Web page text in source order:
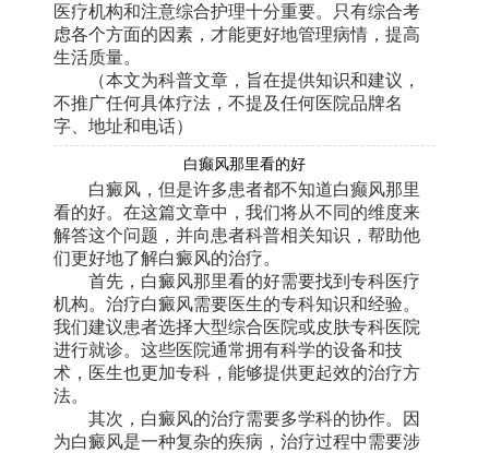
医疗机构和注意综合护理十分重要。只有综合考
虑各个方面的因素，才能更好地管理病情，提高
生活质量。
（本文为科普文章，旨在提供知识和建议，
不推广任何具体疗法，不提及任何医院品牌名
字、地址和电话）
白癫风那里看的好
白癜风，但是许多患者都不知道白癫风那里
看的好。在这篇文章中，我们将从不同的维度来
解答这个问题，并向患者科普相关知识，帮助他
们更好地了解白癜风的治疗。
首先，白癜风那里看的好需要找到专科医疗
机构。治疗白癜风需要医生的专科知识和经验。
我们建议患者选择大型综合医院或皮肤专科医院
进行就诊。这些医院通常拥有科学的设备和技
术，医生也更加专科，能够提供更起效的治疗方
法。
其次，白癜风的治疗需要多学科的协作。因
为白癜风是一种复杂的疾病，治疗过程中需要涉